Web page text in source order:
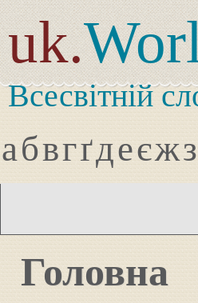
uk.
Всесвітній
абвгґдеєжз
Головна